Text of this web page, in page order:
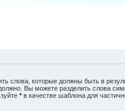
слова, которые должны быть в
Вы можете разделить слова
* в качестве шаблона для